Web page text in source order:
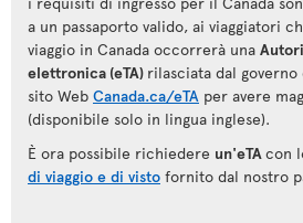
a un passaporto valido, ai viaggiatori
viaggio in Canada occorrerà una
elettronica (eTA) rilasciata dal governo
sito Web Canada.ca/eTA per avere
(disponibile solo in lingua inglese).
È ora possibile richiedere un'eTAcon
di viaggio e di visto fornito dal nostro